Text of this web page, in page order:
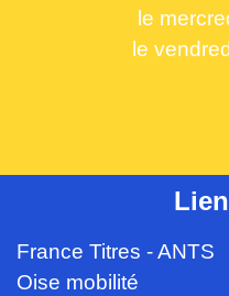
le
le
France Titres - ANTS
Oise mobilité